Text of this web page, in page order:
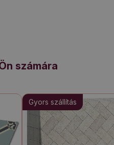
számára
Gyors szállítás